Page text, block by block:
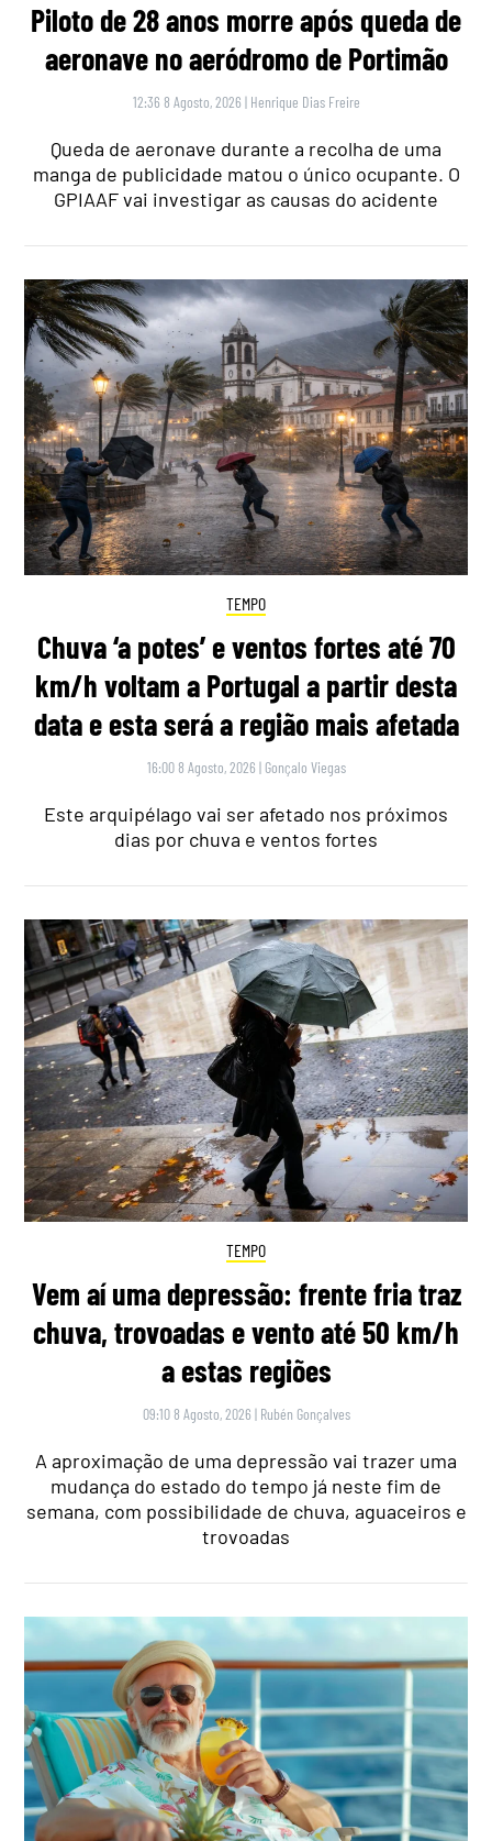
Piloto de 28 anos morre após queda de
aeronave no aeródromo de Portimão
12:36 8 Agosto, 2026 | Henrique Dias Freire
Queda de aeronave durante a recolha de uma
manga de publicidade matou o único ocupante. O
GPIAAF vai investigar as causas do acidente
TEMPO
Chuva ‘a potes’ e ventos fortes até 70
km/h voltam a Portugal a partir desta
data e esta será a região mais afetada
16:00 8 Agosto, 2026 | Gonçalo Viegas
Este arquipélago vai ser afetado nos próximos
dias por chuva e ventos fortes
TEMPO
Vem aí uma depressão: frente fria traz
chuva, trovoadas e vento até 50 km/h
a estas regiões
09:10 8 Agosto, 2026 | Rubén Gonçalves
A aproximação de uma depressão vai trazer uma
mudança do estado do tempo já neste fim de
semana, com possibilidade de chuva, aguaceiros e
trovoadas